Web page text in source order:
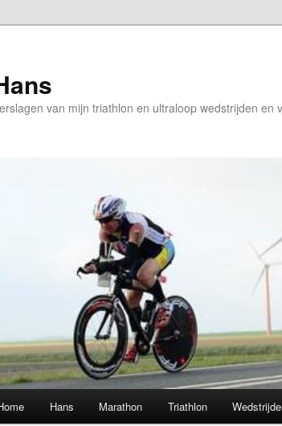
van mijn triathlon en ultraloop wedstrijden
Hans Marathon Triathlon